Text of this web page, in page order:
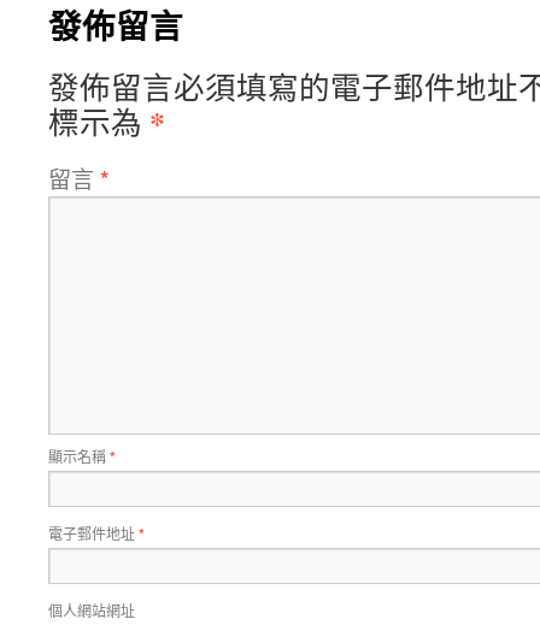
發佈留言
發佈留言必須填寫的電子郵件地址
標示為 *
留言 *
顯示名稱*
電子郵件地址*
個人網站網址